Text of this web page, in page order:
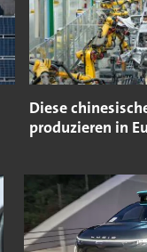
Diese
produzieren in